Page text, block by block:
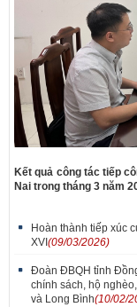
Kết quả công tác tiếp
Nai trong tháng 3 năm
Hoàn thành tiếp xúc
XVI (09/03/2026)
Đoàn ĐBQH tỉnh
chính sách, hộ
và Long Bình(10/02/